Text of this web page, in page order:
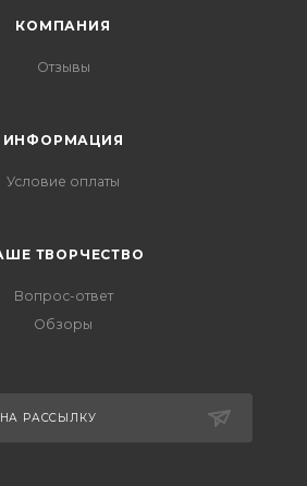
КОМПАНИЯ
Отзывы
ИНФОРМАЦИЯ
Условие оплаты
ТВОРЧЕСТВО
Вопрос-ответ
Обзоры
РАССЫЛКУ